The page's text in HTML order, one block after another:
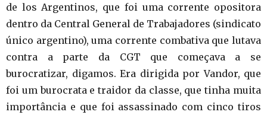
de los Argentinos, que foi uma corrente opositora
dentro da Central General de Trabajadores (sindicato
único argentino), uma corrente combativa que lutava
contra a parte da CGT que começava a se
burocratizar, digamos. Era dirigida por Vandor, que
foi um burocrata e traidor da classe, que tinha muita
importância e que foi assassinado com cinco tiros